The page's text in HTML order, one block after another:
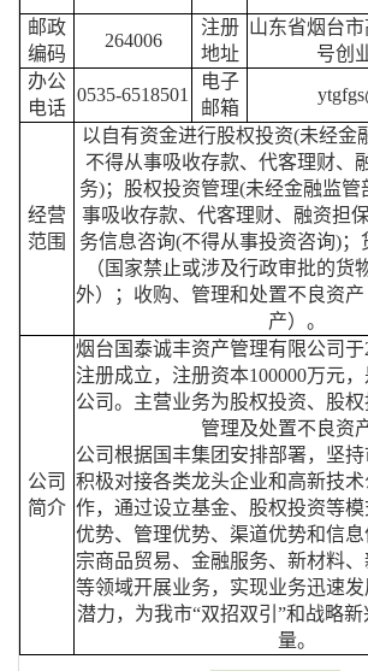
邮政
编码
264006
注册
地址
山东省烟台
号创
办公
电话
0535-6518501
电子
邮箱
经营
范围
以自有资金进行股权投资(未经金
不得从事吸收存款、代客理财、
务)；股权投资管理(未经金融监管
事吸收存款、代客理财、融资担
务信息咨询(不得从事投资咨询)；
（国家禁止或涉及行政审批的货
外）；收购、管理和处置不良资
产）。
公司
简介
烟台国泰诚丰资产管理有限公司于
注册成立，注册资本100000万元
公司。主营业务为股权投资、股权
管理及处置不良资产
公司根据国丰集团安排部署，坚持
积极对接各类龙头企业和高新技
作，通过设立基金、股权投资等
优势、管理优势、渠道优势和信
宗商品贸易、金融服务、新材料
等领域开展业务，实现业务迅速
潜力，为我市“双招双引”和战略
量。